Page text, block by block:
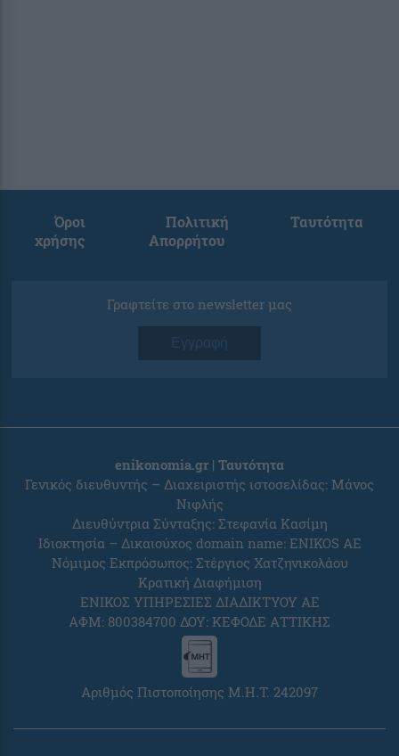
Όροι
χρήσης
Πολιτική
Απορρήτου
Ταυτότητα
Γραφτείτε στο newsletter μας
Εγγραφή
enikonomia.gr | Ταυτότητα
Γενικός διευθυντής – Διαχειριστής ιστοσελίδας: Μάνος
Νιφλής
Διευθύντρια Σύνταξης: Στεφανία Κασίμη
Ιδιοκτησία – Δικαιούχος domain name: ENIKOS AE
Νόμιμος Εκπρόσωπος: Στέργιος Χατζηνικολάου
Κρατική Διαφήμιση
ΕΝΙΚΟΣ ΥΠΗΡΕΣΙΕΣ ΔΙΑΔΙΚΤΥΟΥ ΑΕ
ΑΦΜ: 800384700 ΔΟΥ: ΚΕΦΟΔΕ ΑΤΤΙΚΗΣ
Αριθμός Πιστοποίησης Μ.Η.Τ. 242097